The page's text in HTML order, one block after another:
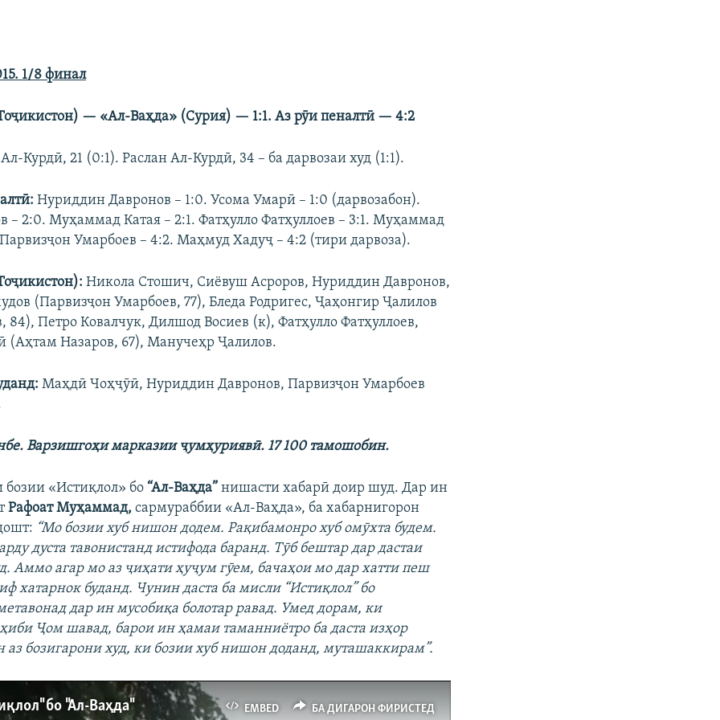
1/8 финал
оҷикистон) — «Ал-Ваҳда» (Сурия) — 1:1.Аз рӯи пеналтӣ — 4:2
Курдӣ, 21 (0:1). Раслан Ал-Курдӣ, 34 – ба дарвозаи худ (1:1).
тӣ: Нуриддин Давронов – 1:0. Усома Умарӣ – 1:0 (дарвозабон).
– 2:0. Муҳаммад Катая – 2:1. Фатҳулло Фатҳуллоев – 3:1. Муҳаммад
Умарбоев – 4:2. Маҳмуд Хадуҷ – 4:2 (тири дарвоза).
оҷикистон): Никола Стошич, Сиёвуш Асроров, Нуриддин Давронов,
(Парвизҷон Умарбоев, 77), Бледа Родригес, Ҷаҳонгир Ҷалилов
84), Петро Ковалчук, Дилшод Восиев (к), Фатҳулло Фатҳуллоев,
(Аҳтам Назаров, 67), Манучеҳр Ҷалилов.
: Маҳдӣ Чоҳҷӯӣ, Нуриддин Давронов, Парвизҷон Умарбоев
Варзишгоҳи марказии ҷумҳуриявӣ. 17 100 тамошобин.
«Истиқлол» бо “Ал-Ваҳда” нишасти хабарӣ доир шуд. Дар ин
Рафоат Муҳаммад, сармураббии «Ал-Ваҳда», ба хабарнигорон
“Мо бозии хуб нишон додем. Рақибамонро хуб омӯхта будем.
дуста тавонистанд истифода баранд. Тӯб бештар дар дастаи
Аммо агар мо аз ҷиҳати ҳуҷум гӯем, бачаҳои мо дар хатти пеш
хатарнок буданд. Чунин даста ба мисли “Истиқлол” бо
дар ин мусобиқа болотар равад. Умед дорам, ки
Ҷом шавад, барои ин ҳамаи таманниётро ба даста изҳор
бозигарони худ, ки бозии хуб нишон доданд, муташаккирам”.
EMBED БА ДИГАРОН ФИРИСТЕД
бо "Ал-Ваҳда"